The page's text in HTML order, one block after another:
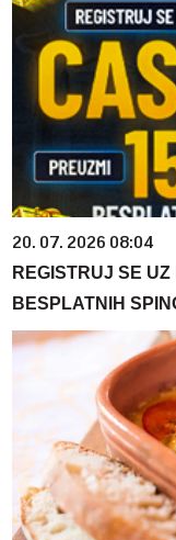
20. 07. 2026 08:04
REGISTRUJ SE
BESPLATNIH